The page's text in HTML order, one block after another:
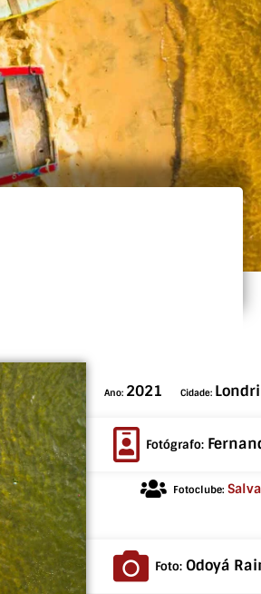
Ano: 2021 Cidade:
Fotógrafo:
Fotoclube:
Foto: Odoyá